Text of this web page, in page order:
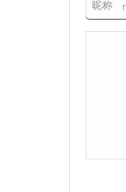
昵称